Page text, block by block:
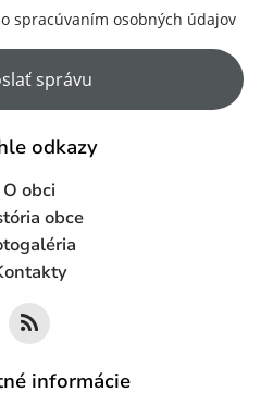
spracúvaním osobných údajov
správu
odkazy
O obci
obce
informácie